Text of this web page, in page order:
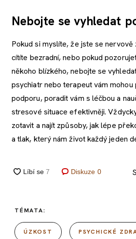
Nebojte se vyhledat
Pokud si myslíte, že jste se nervově
cítíte bezradní, nebo pokud
někoho blízkého, nebojte se
psychiatr nebo terapeut vám mohou
podporu, poradit vám s léčbou a
stresové situace efektivněji.
zotavit a najít způsoby, jak lépe
a tlak, který nám život každý jeden
Diskuze 0
TÉMATA:
ÚZKOST PSYCHICKÉ